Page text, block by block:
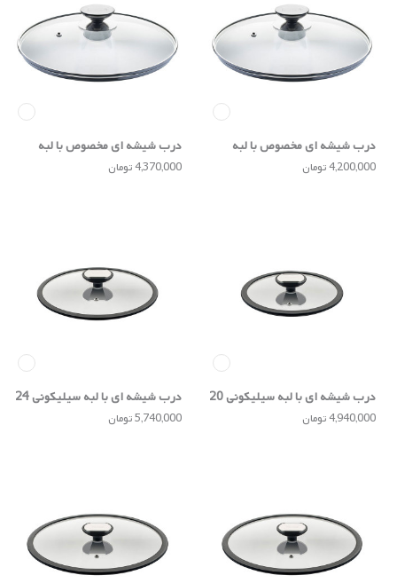
درب شیشه ای مخصوص با لبه
استیل ضد زنگ 28 سانتی
4,200,000 تومان
درب شیشه ای مخصوص با لبه
استیل ضد زنگ 32 سانتی
4,370,000 تومان
درب شیشه ای با لبه سیلیکونی 20
سانتی
4,940,000 تومان
درب شیشه ای با لبه سیلیکونی 24
سانتی
5,740,000 تومان